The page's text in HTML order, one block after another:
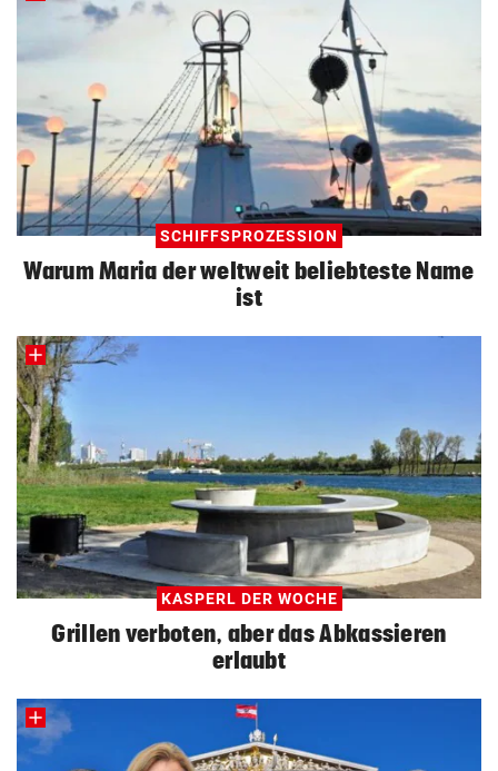
SCHIFFSPROZESSION
Warum Maria der weltweit beliebteste Name
ist
KASPERL DER WOCHE
Grillen verboten, aber das Abkassieren
erlaubt